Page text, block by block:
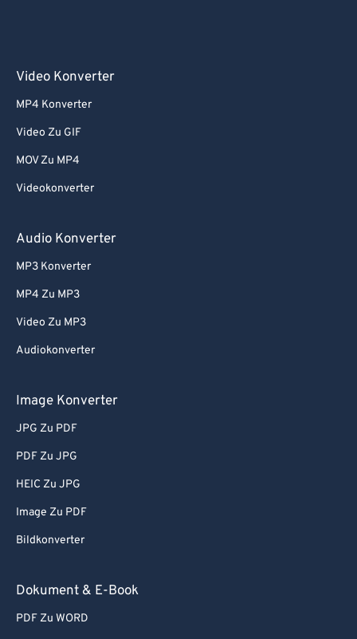
Video Konverter
MP4 Konverter
Video Zu GIF
MOV Zu MP4
Videokonverter
Audio Konverter
MP3 Konverter
MP4 Zu MP3
Video Zu MP3
Audiokonverter
Image Konverter
JPG Zu PDF
PDF Zu JPG
HEIC Zu JPG
Image Zu PDF
Bildkonverter
Dokument & E-Book
PDF Zu WORD